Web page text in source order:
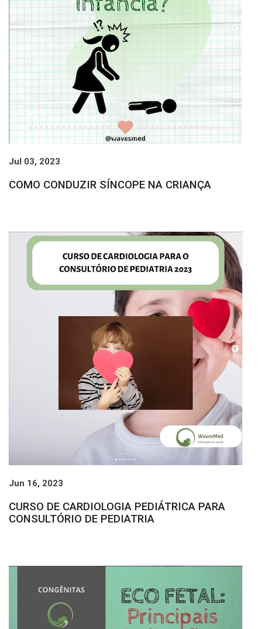
Jul 03, 2023
COMO CONDUZIR SÍNCOPE NA CRIANÇA
Jun 16, 2023
CURSO DE CARDIOLOGIA PEDIÁTRICA PARA
CONSULTÓRIO DE PEDIATRIA